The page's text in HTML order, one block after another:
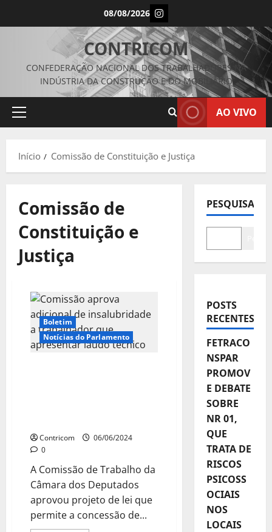
08/08/2026 Instagram
CONTRICOM
CONFEDERAÇÃO NACIONAL DOS TRABALHADORES NA
INDÚSTRIA DA CONSTRUÇÃO E DO MOBILIÁRIO
Menu
AO VIVO
Início Comissão de Constituição e Justiça
Comissão de
Constituição e
Justiça
Boletim
Notícias do Parlamento
Contricom
06/06/2024
0
A Comissão de Trabalho da
Câmara dos Deputados
aprovou projeto de lei que
permite a concessão de...
PESQUISAR
POSTS
RECENTES
FETRACO
NSPAR
PROMOV
E DEBATE
SOBRE
NR 01,
QUE
TRATA DE
RISCOS
PSICOSS
OCIAIS
NOS
LOCAIS